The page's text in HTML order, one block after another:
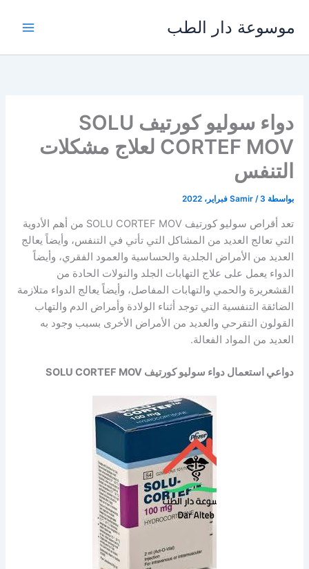
المحتوى
موسوعة دار الطب
دواء سوليو كورتيف SOLU
CORTEF MOV لعلاج مشكلات
التنفس
بواسطة Samir /3 فبراير، 2022
تعد أقراص سوليو كورتيف SOLU CORTEF MOV من أهم الأدوية
التي تعالج العديد من المشاكل التي تأتي في التنفس، وأيضاً يعالج
العديد من الأمراض الجلدية والحساسية والعمود الفقري، وأيضاً
الدواء يعمل على علاج التهابات الجلد والنولات الحادة من
القشعريرة والحمي والتهابات المفاصل، وأيضاً يعالج الدواء متلازمة
الضائقة التنفسية التي توجد أثناء الولادة وأمراض الدم والتهاب
القولون التقرحي والعديد من الأمراض الأخرى بسبب وجود به
العديد من المواد الفعالة.
دواعي استعمال دواء سوليو كورتيف SOLU CORTEF MOV